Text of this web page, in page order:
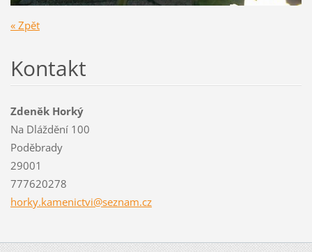
« Zpět
Kontakt
Zdeněk Horký
Na Dláždění 100
Poděbrady
29001
777620278
horky.kamenictvi@seznam.cz